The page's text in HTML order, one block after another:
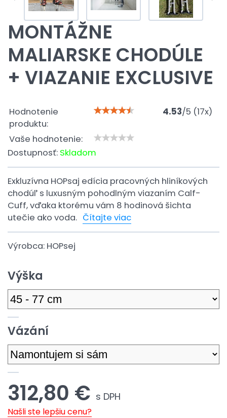
MONTÁŽNE
MALIARSKE CHODÚLE
+ VIAZANIE EXCLUSIVE
Hodnotenie
produktu:
4.53/5 (17x)
Vaše hodnotenie:
Dostupnosť: Skladom
Exkluzívna HOPsaj edícia pracovných hliníkových
chodúľ s luxusným pohodlným viazaním Calf-
Cuff, vďaka ktorému vám 8 hodinová šichta
utečie ako voda. Čítajte viac
Výrobca: HOPsej
Výška
Vázání
312,80 € s DPH
Našli ste lepšiu cenu?